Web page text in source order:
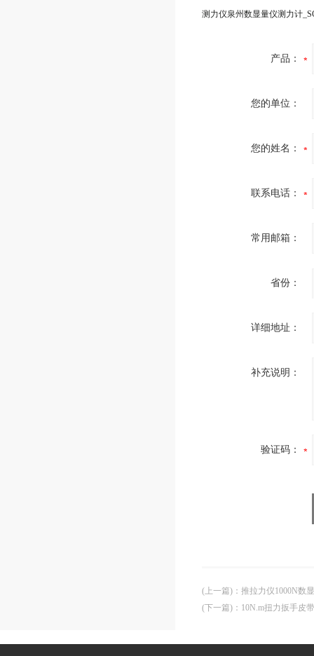
产品：
您的单位：
您的姓名：
联系电话：
常用邮箱：
省份：
详细地址：
补充说明：
验证码：
(上一篇) ： 推拉力仪1000N数
(下一篇) ： 10N.m扭力扳手皮